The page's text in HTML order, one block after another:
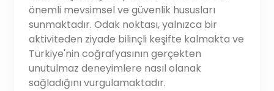
önemli mevsimsel ve güvenlik hususları
sunmaktadır. Odak noktası, yalnızca bir
aktiviteden ziyade bilinçli keşifte kalmakta ve
Türkiye'nin coğrafyasının gerçekten
unutulmaz deneyimlere nasıl olanak
sağladığını vurgulamaktadır.